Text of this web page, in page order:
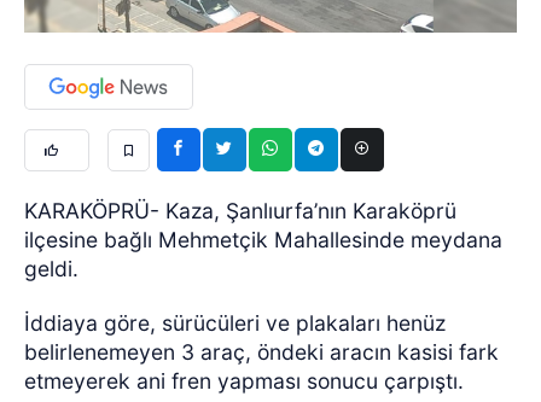
KARAKÖPRÜ- Kaza, Şanlıurfa’nın Karaköprü
ilçesine bağlı Mehmetçik Mahallesinde meydana
geldi.
İddiaya göre, sürücüleri ve plakaları henüz
belirlenemeyen 3 araç, öndeki aracın kasisi fark
etmeyerek ani fren yapması sonucu çarpıştı.